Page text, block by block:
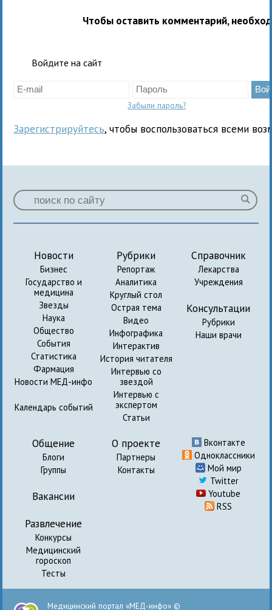
Чтобы оставить комментарий,
Войдите на сайт
Забыли пароль?
Зарегистрируйтесь, чтобы воспользоваться всеми
Новости
Бизнес
Государство и
медицина
Звезды
Наука
Общество
События
Статистика
Фармация
Новости МЕД-инфо
Календарь событий
Рубрики
Репортаж
Аналитика
Круглый стол
Острая тема
Видео
Инфографика
Интерактив
История читателя
Интервью со
звездой
Интервью с
экспертом
Статьи
Справочник
Лекарства
Учреждения
Консультации
Рубрики
Наши врачи
Общение
Блоги
Группы
Вакансии
Развлечение
Конкурсы
Медицинский
гороскоп
Тесты
О проекте
Партнеры
Контакты
Вконтакте
Одноклассники
Мой мир
Twitter
Youtube
RSS
Медицинский портал «МЕД-инфо» ©